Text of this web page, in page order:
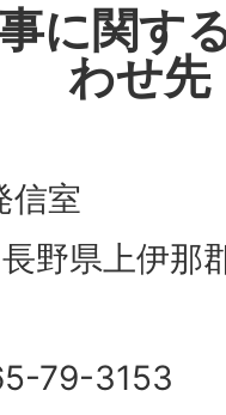
に関す
わせ先
信室
県上伊那
79-3153